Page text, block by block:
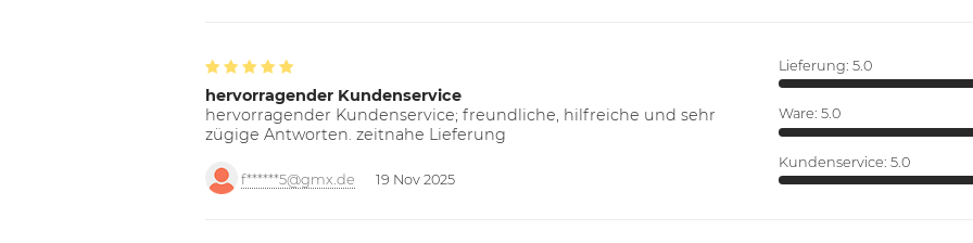
hervorragender Kundenservice
hervorragender Kundenservice; freundliche, hilfreiche und sehr
zügige Antworten. zeitnahe Lieferung
f******5@gmx.de 19 Nov 2025
Lieferung: 5.0
Ware: 5.0
Kundenservice: 5.0